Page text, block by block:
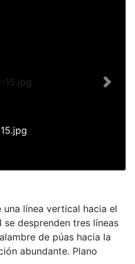
Next
línea vertical hacia el
desprenden tres líneas
de púas hacia la
abundante. Plano